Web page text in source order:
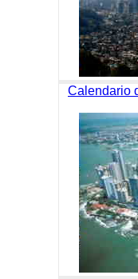
Calendario